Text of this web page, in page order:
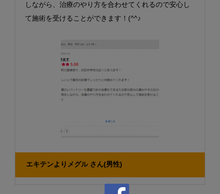
しながら、治療のやり方を合わせてくれるので安心し
て施術を受けることができます！(^^♪
エキテンよりメグル さん(男性)